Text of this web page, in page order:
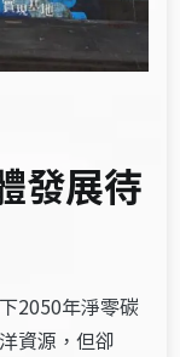
發展待
2050年淨零碳
資源，但卻